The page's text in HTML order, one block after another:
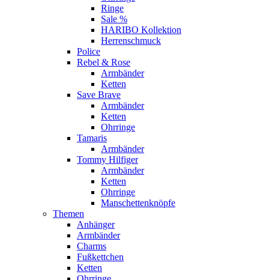
Ringe
Sale %
HARIBO Kollektion
Herrenschmuck
Police
Rebel & Rose
Armbänder
Ketten
Save Brave
Armbänder
Ketten
Ohrringe
Tamaris
Armbänder
Tommy Hilfiger
Armbänder
Ketten
Ohrringe
Manschettenknöpfe
Themen
Anhänger
Armbänder
Charms
Fußkettchen
Ketten